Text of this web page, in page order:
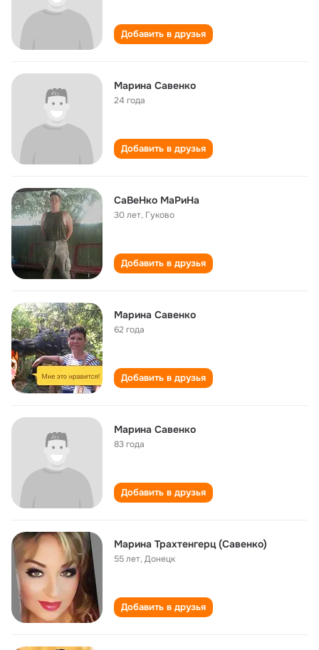
Добавить в друзья
Марина Савенко
24 года
Добавить в друзья
СаВеНко МаРиНа
30 лет, Гуково
Добавить в друзья
Марина Савенко
62 года
Добавить в друзья
Марина Савенко
83 года
Добавить в друзья
Марина Трахтенгерц (Савенко)
55 лет,Донецк
Добавить в друзья